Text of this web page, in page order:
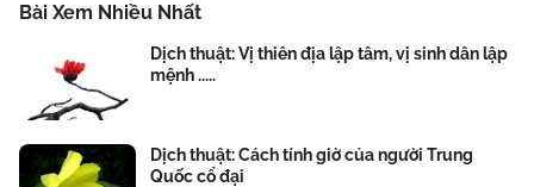
Bài Xem Nhiều Nhất
Dịch thuật: Vị thiên địa lập tâm, vị sinh dân lập
mệnh .....
Dịch thuật: Cách tính giờ của người Trung
Quốc cổ đại